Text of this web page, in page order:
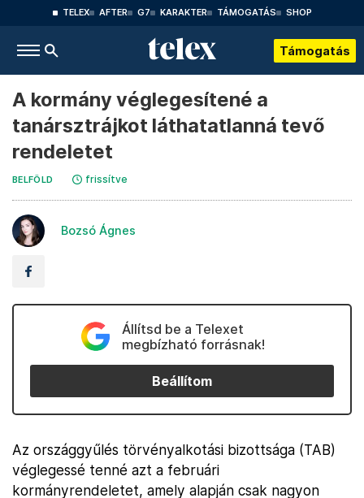
TELEX AFTER G7 KARAKTER TÁMOGATÁS SHOP
Támogatás
A kormány véglegesítené a
tanársztrájkot láthatatlanná tevő
rendeletet
BELFÖLD frissítve
Bozsó Ágnes
Állítsd be a Telexet
megbízható forrásnak!
Beállítom
Az országgyűlés törvényalkotási bizottsága (TAB)
véglegessé tenné azt a februári
kormányrendeletet, amely alapján csak nagyon